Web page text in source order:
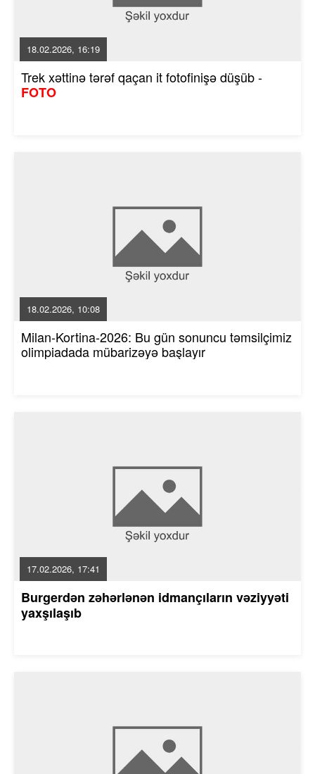
18.02.2026, 16:19
Trek xəttinə tərəf qaçan it fotofinişə düşüb -
FOTO
18.02.2026, 10:08
Milan-Kortina-2026: Bu gün sonuncu təmsilçimiz
olimpiadada mübarizəyə başlayır
17.02.2026, 17:41
Burgerdən zəhərlənən idmançıların vəziyyəti
yaxşılaşıb